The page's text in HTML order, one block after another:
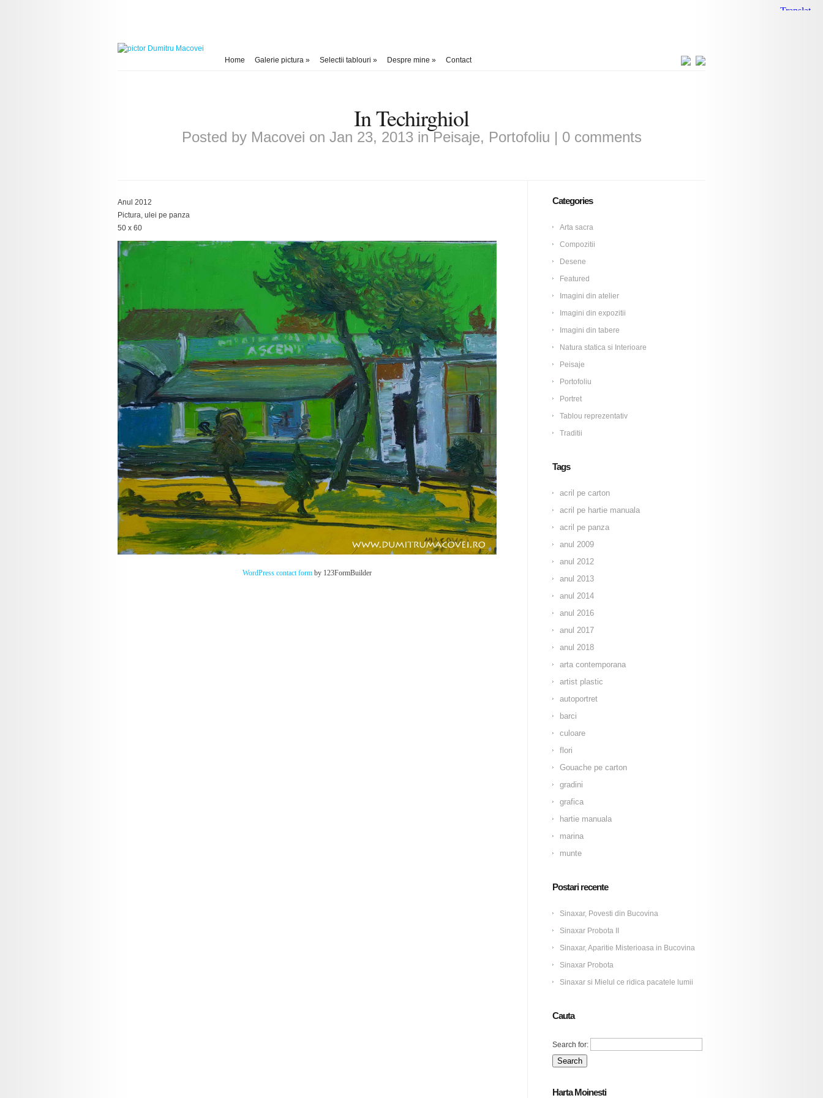
Home Galerie pictura » Selectii tablouri » Despre mine » Contact
In Techirghiol
Posted by Macovei on Jan 23, 2013 in Peisaje, Portofoliu | 0 comments
Anul 2012
Pictura, ulei pe panza
50 x 60
WordPress contact form by 123FormBuilder
Categories
Arta sacra
Compozitii
Desene
Featured
Imagini din atelier
Imagini din expozitii
Imagini din tabere
Natura statica si Interioare
Peisaje
Portofoliu
Portret
Tablou reprezentativ
Traditii
Tags
acril pe carton
acril pe hartie manuala
acril pe panza
anul 2009
anul 2012
anul 2013
anul 2014
anul 2016
anul 2017
anul 2018
arta contemporana
artist plastic
autoportret
barci
culoare
flori
Gouache pe carton
gradini
grafica
hartie manuala
marina
munte
Postari recente
Sinaxar, Povesti din Bucovina
Sinaxar Probota II
Sinaxar, Aparitie Misterioasa in Bucovina
Sinaxar Probota
Sinaxar si Mielul ce ridica pacatele lumii
Cauta
Search for:
Harta Moinesti